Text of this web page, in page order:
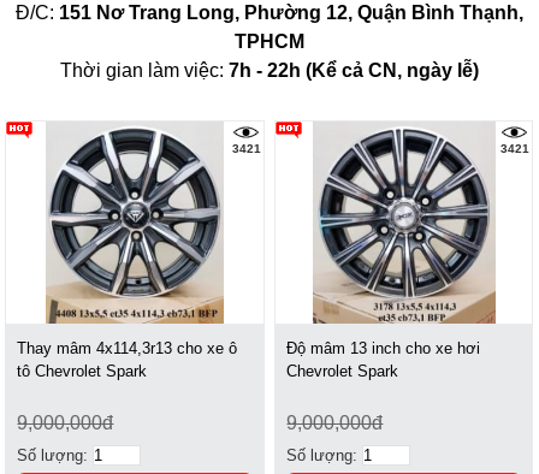
Đ/C: 151 Nơ Trang Long, Phường 12, Quận Bình Thạnh,
TPHCM
Thời gian làm việc: 7h - 22h (Kể cả CN, ngày lễ)
3421
Thay mâm 4x114,3r13 cho xe ô
tô Chevrolet Spark
9,000,000đ
Số lượng:
3421
Độ mâm 13 inch cho xe hơi
Chevrolet Spark
9,000,000đ
Số lượng: